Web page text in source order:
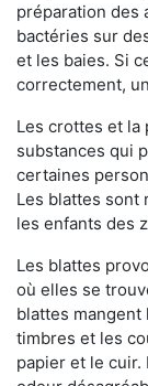
préparation des
bactéries sur
et les baies. Si
correctement,
Les crottes et la
substances qui
certaines
Les blattes sont
les enfants des
Les blattes
où elles se
blattes
timbres et les
papier et le